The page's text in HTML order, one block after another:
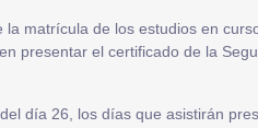
matrícula de los estudios en
presentar el certificado de la
día 26, los días que asistirán